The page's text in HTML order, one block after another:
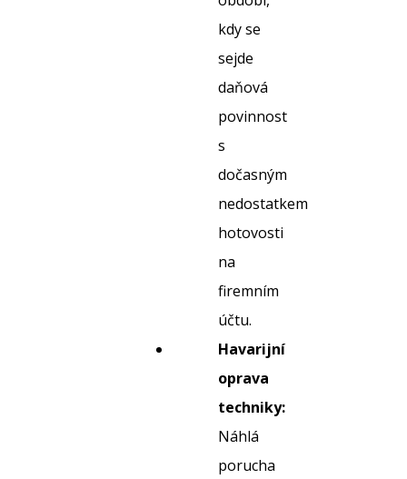
kdy se
sejde
daňová
povinnost
s
dočasným
nedostatkem
hotovosti
na
firemním
účtu.
Havarijní
oprava
techniky:
Náhlá
porucha